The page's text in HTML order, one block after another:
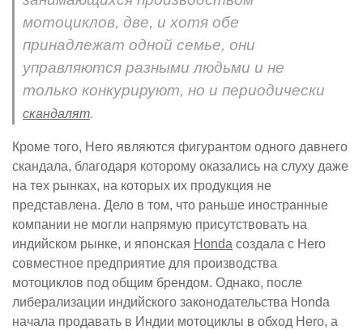
мотоциклов, две, и хотя обе
принадлежат одной семье, они
управляются разными людьми и не
только конкурируют, но и периодически
скандалят.
Кроме того, Hero являются фигурантом одного давнего
скандала, благодаря которому оказались на слуху даже
на тех рынках, на которых их продукция не
представлена. Дело в том, что раньше иностранные
компании не могли напрямую присутствовать на
индийском рынке, и японская Honda создала с Hero
совместное предприятие для производства
мотоциклов под общим брендом. Однако, после
либерализации индийского законодательства Honda
начала продавать в Индии мотоциклы в обход Hero, а